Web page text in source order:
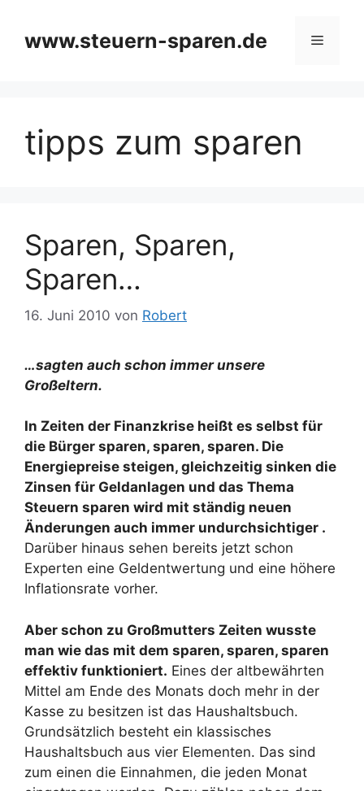
springen
www.steuern-sparen.de Menü
tipps zum sparen
Sparen, Sparen,
Sparen…
16. Juni 2010 von Robert
…sagten auch schon immer unsere
Großeltern.
In Zeiten der Finanzkrise heißt es selbst für
die Bürger sparen, sparen, sparen. Die
Energiepreise steigen, gleichzeitig sinken die
Zinsen für Geldanlagen und das Thema
Steuern sparen wird mit ständig neuen
Änderungen auch immer undurchsichtiger .
Darüber hinaus sehen bereits jetzt schon
Experten eine Geldentwertung und eine höhere
Inflationsrate vorher.
Aber schon zu Großmutters Zeiten wusste
man wie das mit dem sparen, sparen, sparen
effektiv funktioniert. Eines der altbewährten
Mittel am Ende des Monats doch mehr in der
Kasse zu besitzen ist das Haushaltsbuch.
Grundsätzlich besteht ein klassisches
Haushaltsbuch aus vier Elementen. Das sind
zum einen die Einnahmen, die jeden Monat